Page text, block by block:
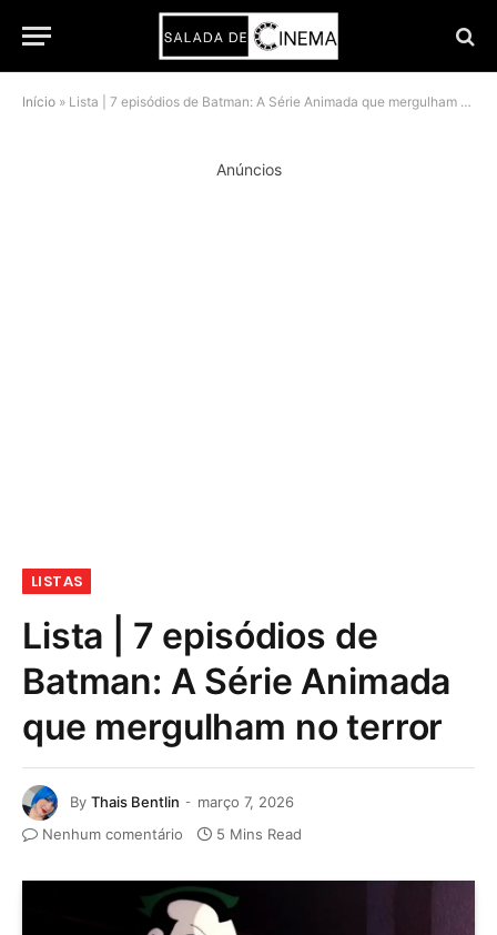
Início » Lista | 7 episódios de Batman: A Série Animada que mergulham no terror
Anúncios
LISTAS
Lista | 7 episódios de
Batman: A Série Animada
que mergulham no terror
By Thais Bentlin
março 7, 2026
Nenhum comentário
5 Mins Read